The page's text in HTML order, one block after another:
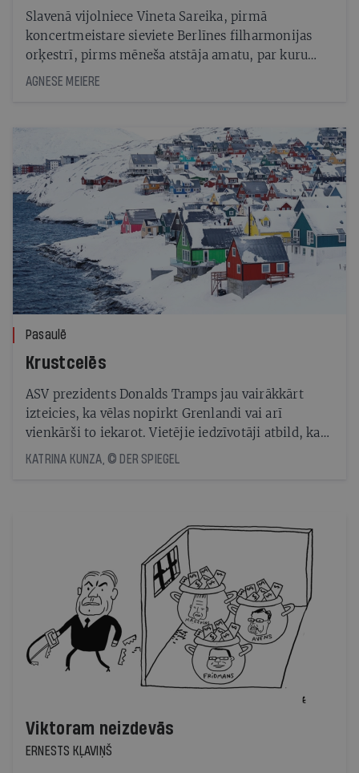
Slavenā vijolniece Vineta Sareika, pirmā
koncertmeistare sieviete Berlīnes filharmonijas
orķestrī, pirms mēneša atstāja amatu, par kuru
bija sapņojusi kopš bērnības. «Nebiju gatava
AGNESE MEIERE
Pasaulē
Krustcelēs
ASV prezidents Donalds Tramps jau vairākkārt
izteicies, ka vēlas nopirkt Grenlandi vai arī
vienkārši to iekarot. Vietējie iedzīvotāji atbild, ka
viņu zeme nav izlikta pārdošanā, taču vienlaikus
KATRINA KUNZA, © DER SPIEGEL
Viktoram neizdevās
ERNESTS KĻAVIŅŠ